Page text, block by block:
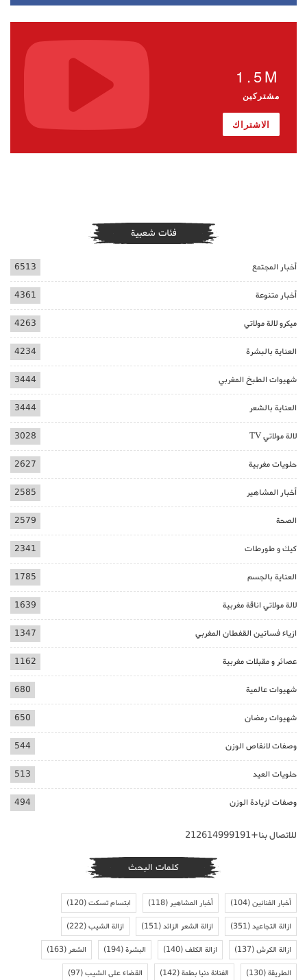
1.5M
مشتركين
الاشتراك
فئات شعبية
أخبار المجتمع 6513
أخبار متنوعة 4361
ميكرو لالة مولاتي 4263
العناية بالبشرة 4234
شهيوات الطبخ المغربي 3444
العناية بالشعر 3444
لالة مولاتي TV 3028
حلويات مغربية 2627
أخبار المشاهير 2585
الصحة 2579
كيك و طورطات 2341
العناية بالجسم 1785
لالة مولاتي اناقة مغربية 1639
ازياء فساتين القفطان المغربي 1347
عصائر و مقبلات مغربية 1162
شهيوات عالمية 680
شهيوات رمضان 650
وصفات لانقاص الوزن 544
حلويات العيد 513
وصفات لزيادة الوزن 494
للاتصال بنا+212614999191
كلمات البحث
أخبار الفنانين(104) أخبار المشاهير(118) ابتسام تسكت(120)
ازالة التجاعيد(351) ازالة الشعر الزائد(151) ازالة الشيب(222)
ازالة الكرش(137) ازالة الكلف(140) البشرة(194) الشعر(163)
الطريقة(130) الفنانة دنيا بطمة(142) القضاء على الشيب(97)